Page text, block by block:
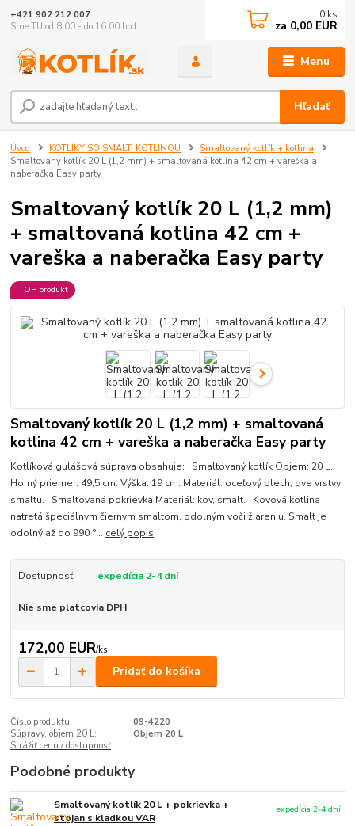
Menu
Hľadať
+421 902 212 007
Sme TU od 8:00 - do 16:00 hod
0 ks
za 0,00 EUR
Úvod KOTLÍKY SO SMALT. KOTLINOU
Smaltovaný kotlík + kotlina
Smaltovaný kotlík 20 L (1,2 mm) + smaltovaná kotlina 42 cm + vareška a
naberačka Easy party
Smaltovaný kotlík 20 L (1,2 mm)
+ smaltovaná kotlina 42 cm +
vareška a naberačka Easy party
TOP produkt
Smaltovaný kotlík 20 L (1,2 mm) + smaltovaná
kotlina 42 cm + vareška a naberačka Easy party
Kotlíková gulášová súprava obsahuje: Smaltovaný kotlík Objem: 20 L.
Horný priemer: 49,5 cm. Výška: 19 cm. Materiál: oceľový plech, dve vrstvy
smaltu. Smaltovaná pokrievka Materiál: kov, smalt. Kovová kotlina
natretá špeciálnym čiernym smaltom, odolným voči žiareniu. Smalt je
odolný až do 990 °... celý popis
Dostupnosť expedícia 2-4 dní
Nie sme platcovia DPH
172,00 EUR/ks
Pridať do košíka
Číslo produktu:
09-4220
Súpravy, objem 20 L:
Objem 20 L
Strážiť cenu / dostupnosť
Podobné produkty
Smaltovaný kotlík 20 L + pokrievka +
stojan s kladkou VAR
expedícia 2-4 dní